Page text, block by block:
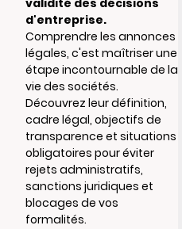
d'entreprise.
Comprendre les annonces
légales, c'est maîtriser une
étape incontournable de la
vie des sociétés.
Découvrez leur définition,
cadre légal, objectifs de
transparence et situations
obligatoires pour éviter
rejets administratifs,
sanctions juridiques et
blocages de vos
formalités.